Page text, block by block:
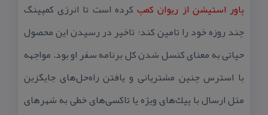
پاور استیشن از ریوان كمپكرده است تا انرژی كمپینگ
چند روزه خود را تامین كند؛ تاخیر در رسیدن این محصول
حیاتی به معنای كنسل شدن كل برنامه سفر او بود. مواجهه
با استرس چنین مشتریانی و یافتن راه‌حل‌های جایگزین
مثل ارسال با پیك‌های ویژه یا تاكسی‌های خطی به شهرهای